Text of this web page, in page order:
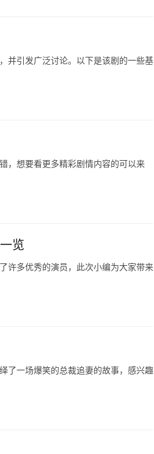
并引发广泛讨论。以下是该剧的一些基
，想要看更多精彩剧情内容的可以来
览
许多优秀的演员，此次小编为大家带来
了一场爆笑的总裁追妻的故事，感兴趣